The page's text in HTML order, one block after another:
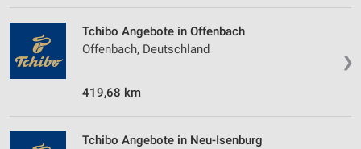
❯
Tchibo Angebote in Offenbach
Offenbach, Deutschland
419,68 km
Tchibo Angebote in Neu-Isenburg